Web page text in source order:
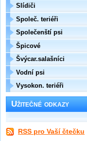
Slídiči
Společ. teriéři
Společenští psi
Špicové
Švýcar.salašníci
Vodní psi
Vysokon. teriéři
Užitečné odkazy
RSS pro Vaší čtečku